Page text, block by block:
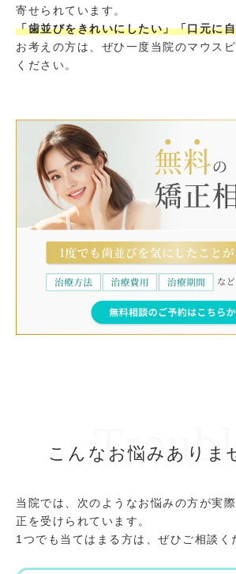
寄せられています。
「歯並びをきれいにしたい」「口元に
お考えの方は、ぜひ一度当院のマウス
ください。
こんなお悩みありま
当院では、次のようなお悩みの方が実
正を受けられています。
1つでも当てはまる方は、ぜひご相談く